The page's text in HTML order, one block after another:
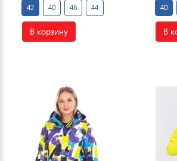
42 40 46 44
В корзину
40
В